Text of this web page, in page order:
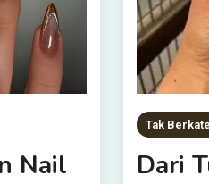
Nail
Tak
Dari